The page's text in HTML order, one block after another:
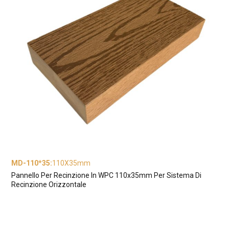
MD-110*35:110X35mm
Pannello Per Recinzione In WPC 110x35mm Per Sistema Di
Recinzione Orizzontale